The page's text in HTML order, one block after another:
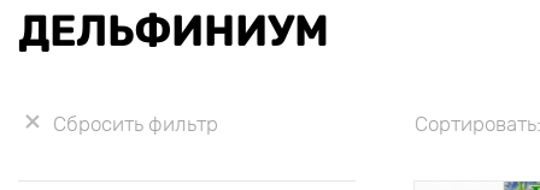
ДЕЛЬФИНИУМ
Сбросить фильтр Сортировать: